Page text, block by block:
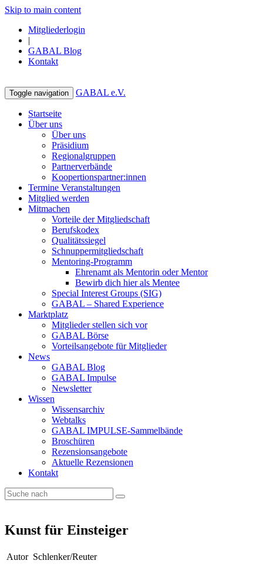
Skip to main content
Mitgliederlogin
|
GABAL Blog
Kontakt
Toggle navigation GABAL e.V.
Startseite
Über uns
Über uns
Präsidium
Regionalgruppen
Partnerverbände
Koopertionspartner:innen
Termine Veranstaltungen
Mitglied werden
Mitmachen
Vorteile der Mitgliedschaft
Berufskodex
Qualitätssiegel
Schnuppermitgliedschaft
Mentoring-Programm
Ehrenamt als Mentorin oder Mentor
Bewirb dich hier als Mentee
Special Interest Groups (SIG)
GABAL – Shared Experience
Marktplatz
Mitglieder stellen sich vor
GABAL Börse
Vorteilsangebote für Mitglieder
News
GABAL Blog
GABAL Impulse
Newsletter
Wissen
Wissensarchiv
Webtalks
GABAL IMPULSE-Sammelbände
Broschüren
Rezensionsangebote
Aktuelle Rezensionen
Kontakt
Kunst für Einsteiger
Autor Schlenker/Reuter